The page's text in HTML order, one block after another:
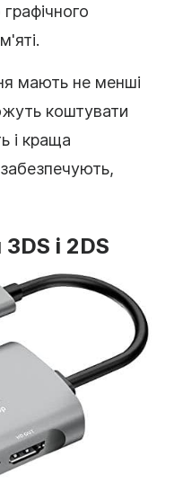
мають не менші
коштувати
і краща
і 2DS